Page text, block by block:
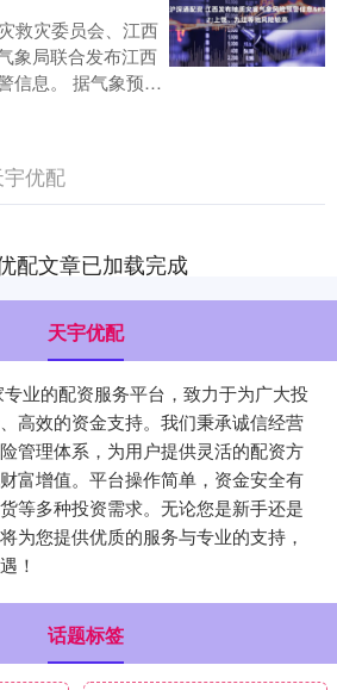
救灾委员会、江西
象局联合发布江西
信息。 据气象预
有一次降水天气
宇优配
配文章已加载完成
天宇优配
业的配资服务平台，致力于为广大投
高效的资金支持。我们秉承诚信经营
管理体系，为用户提供灵活的配资方
富增值。平台操作简单，资金安全有
等多种投资需求。无论您是新手还是
为您提供优质的服务与专业的支持，
！
话题标签